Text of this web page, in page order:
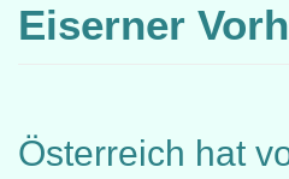
Eiserner
Österreich hat